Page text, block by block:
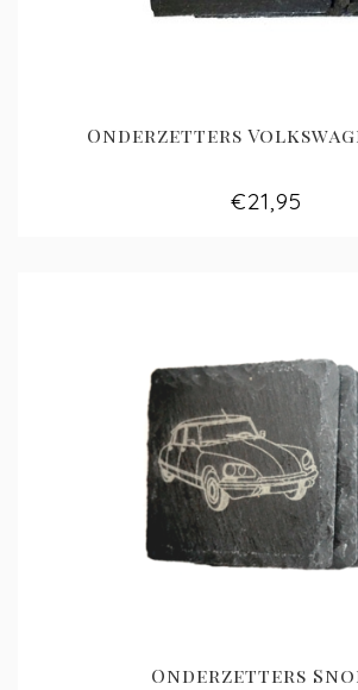
Onderzetters
€21,95
Onderzetters